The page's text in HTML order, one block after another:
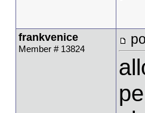
frankvenice
Member # 13824